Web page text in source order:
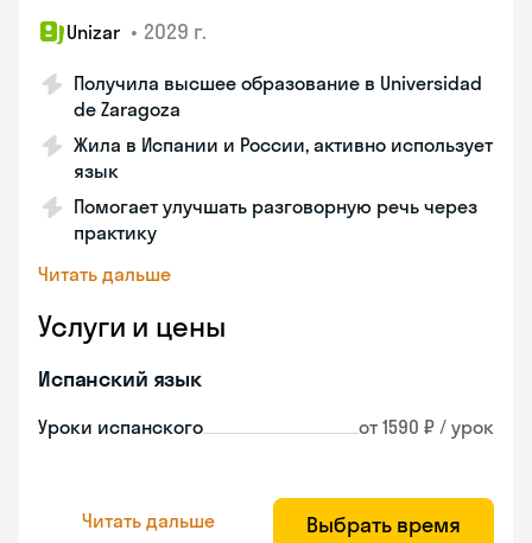
Unizar • 2029 г.
Получила высшее образование в Universidad
de Zaragoza
Жила в Испании и России, активно использует
язык
Помогает улучшать разговорную речь через
практику
Читать дальше
Услуги и цены
Испанский язык
Уроки испанского от 1590 ₽ / урок
Читать дальше Выбрать время